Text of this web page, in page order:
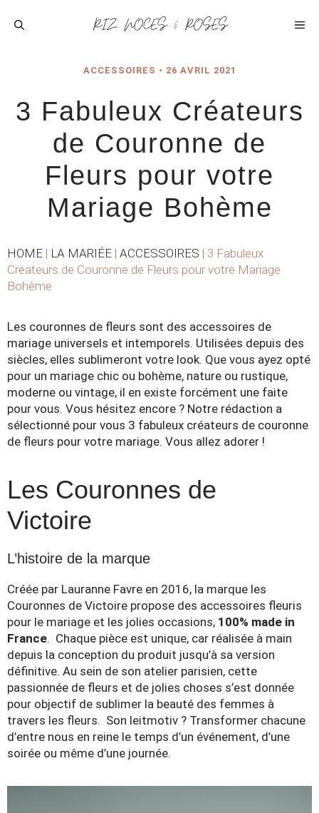
ACCESSOIRES • 26 AVRIL 2021
3 Fabuleux Créateurs
de Couronne de
Fleurs pour votre
Mariage Bohème
HOME | LA MARIÉE | ACCESSOIRES | 3 Fabuleux
Créateurs de Couronne de Fleurs pour votre Mariage
Bohème
Les couronnes de fleurs sont des accessoires de
mariage universels et intemporels. Utilisées depuis des
siècles, elles sublimeront votre look. Que vous ayez opté
pour un mariage chic ou bohème, nature ou rustique,
moderne ou vintage, il en existe forcément une faite
pour vous. Vous hésitez encore ? Notre rédaction a
sélectionné pour vous 3 fabuleux créateurs de couronne
de fleurs pour votre mariage. Vous allez adorer !
Les Couronnes de
Victoire
L’histoire de la marque
Créée par Lauranne Favre en 2016, la marque les
Couronnes de Victoire propose des accessoires fleuris
pour le mariage et les jolies occasions, 100% made in
France. Chaque pièce est unique, car réalisée à main
depuis la conception du produit jusqu’à sa version
définitive. Au sein de son atelier parisien, cette
passionnée de fleurs et de jolies choses s’est donnée
pour objectif de sublimer la beauté des femmes à
travers les fleurs. Son leitmotiv ? Transformer chacune
d’entre nous en reine le temps d’un événement, d’une
soirée ou même d’une journée.